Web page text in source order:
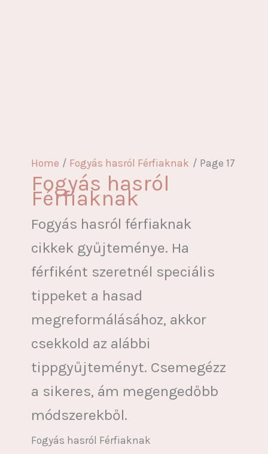
Home Fogyás hasról Férfiaknak Page 17
Fogyás hasról
Férfiaknak
Fogyás hasról férfiaknak
cikkek gyűjteménye. Ha
férfiként szeretnél speciális
tippeket a hasad
megreformálásához, akkor
csekkold az alábbi
tippgyűjteményt. Csemegézz
a sikeres, ám megengedőbb
módszerekből.
Fogyás hasról Férfiaknak